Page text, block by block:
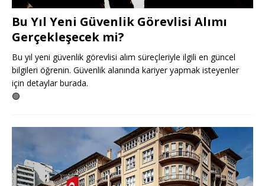
Bu Yıl Yeni Güvenlik Görevlisi Alımı
Gerçekleşecek mi?
Bu yıl yeni güvenlik görevlisi alım süreçleriyle ilgili en güncel
bilgileri öğrenin. Güvenlik alanında kariyer yapmak isteyenler
için detaylar burada.
🟢